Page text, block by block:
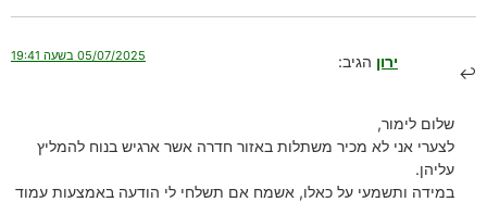
ירון הגיב: 05/07/2025 בשעה 19:41
שלום לימור,
לצערי אני לא מכיר משתלות באזור חדרה אשר ארגיש בנוח להמליץ
עליהן.
במידה ותשמעי על כאלו, אשמח אם תשלחי לי הודעה באמצעות עמוד